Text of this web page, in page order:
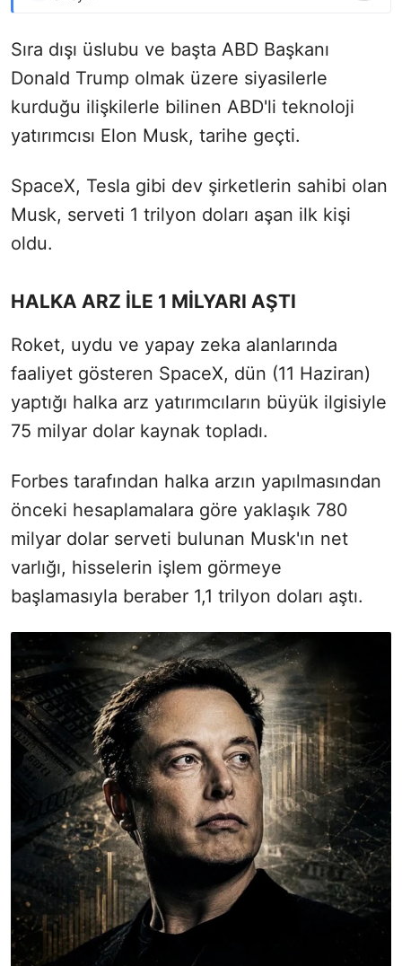
Sıra dışı üslubu ve başta ABD Başkanı
Donald Trump olmak üzere siyasilerle
kurduğu ilişkilerle bilinen ABD'li teknoloji
yatırımcısı Elon Musk, tarihe geçti.
SpaceX, Tesla gibi dev şirketlerin sahibi olan
Musk, serveti 1 trilyon doları aşan ilk kişi
oldu.
HALKA ARZ İLE 1 MİLYARI AŞTI
Roket, uydu ve yapay zeka alanlarında
faaliyet gösteren SpaceX, dün (11 Haziran)
yaptığı halka arz yatırımcıların büyük ilgisiyle
75 milyar dolar kaynak topladı.
Forbes tarafından halka arzın yapılmasından
önceki hesaplamalara göre yaklaşık 780
milyar dolar serveti bulunan Musk'ın net
varlığı, hisselerin işlem görmeye
başlamasıyla beraber 1,1 trilyon doları aştı.